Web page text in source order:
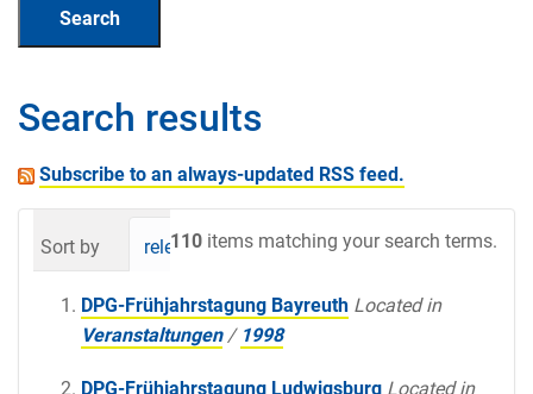
Search results
Subscribe to an always-updated RSS feed.
110 items matching your search terms.
Sort by relevance date (newest first)
DPG-Frühjahrstagung Bayreuth Located in
Veranstaltungen / 1998
DPG-Frühjahrstagung Ludwigsburg Located in